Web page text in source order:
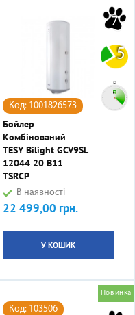
7
5
Код: 1001826573
Бойлер
Комбінований
TESY Bilight GCV9SL
12044 20 B11
TSRCP
В наявності
Ціна
22 499,00 грн.
У КОШИК
Новинка
Код: 103506